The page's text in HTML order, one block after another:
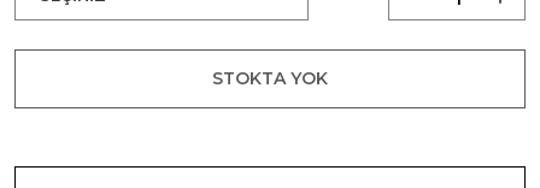
STOKTA YOK